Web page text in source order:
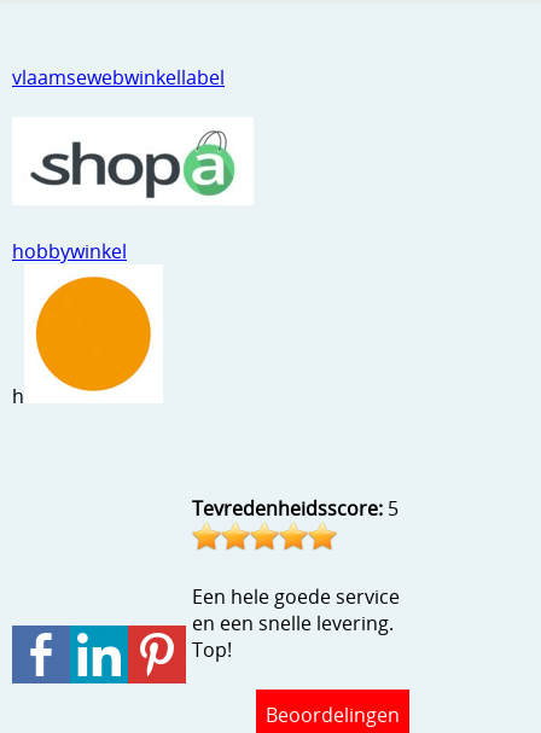
Snijmaterialen
Stans machine en embossing machines
Template, mask, stencils, grids
Wat nog, een creatief kijkje
vlaamsewebwinkellabel
hobbywinkel
h
Tevredenheidsscore: 5
Een hele goede service
en een snelle levering.
Top!
Beoordelingen